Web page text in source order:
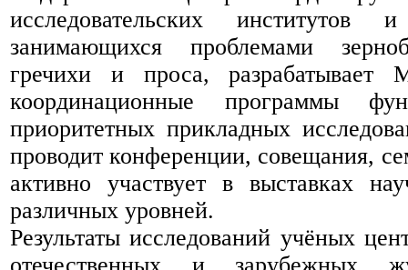
исследовательских институтов
занимающихся проблемами
гречихи и проса, разрабатывает
координационные программы
приоритетных прикладных
проводит конференции, совещания,
активно участвует в выставках
различных уровней.
Результаты исследований учёных